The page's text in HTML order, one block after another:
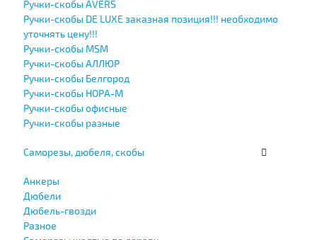
Ручки-скобы AVERS
Ручки-скобы DE LUXE заказная позиция!!! необходимо
уточнять цену!!!
Ручки-скобы MSM
Ручки-скобы АЛЛЮР
Ручки-скобы Белгород
Ручки-скобы НОРА-М
Ручки-скобы офисные
Ручки-скобы разные
Саморезы, дюбеля, скобы
Анкеры
Дюбели
Дюбель-гвозди
Разное